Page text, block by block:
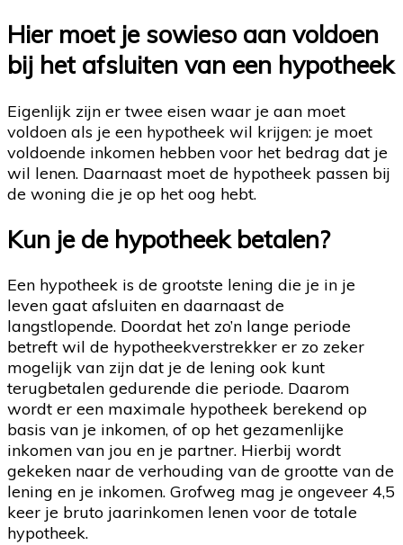
Hier moet je sowieso aan voldoen
bij het afsluiten van een hypotheek
Eigenlijk zijn er twee eisen waar je aan moet
voldoen als je een hypotheek wil krijgen: je moet
voldoende inkomen hebben voor het bedrag dat je
wil lenen. Daarnaast moet de hypotheek passen bij
de woning die je op het oog hebt.
Kun je de hypotheek betalen?
Een hypotheek is de grootste lening die je in je
leven gaat afsluiten en daarnaast de
langstlopende. Doordat het zo’n lange periode
betreft wil de hypotheekverstrekker er zo zeker
mogelijk van zijn dat je de lening ook kunt
terugbetalen gedurende die periode. Daarom
wordt er een maximale hypotheek berekend op
basis van je inkomen, of op het gezamenlijke
inkomen van jou en je partner. Hierbij wordt
gekeken naar de verhouding van de grootte van de
lening en je inkomen. Grofweg mag je ongeveer 4,5
keer je bruto jaarinkomen lenen voor de totale
hypotheek.